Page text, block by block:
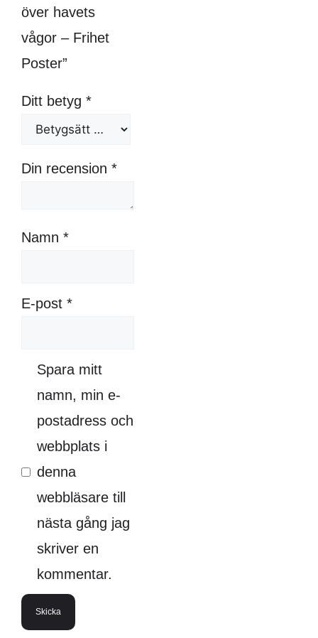
över havets
vågor – Frihet
Poster”
Ditt betyg *
Din recension *
Namn *
E-post *
Spara mitt
namn, min e-
postadress och
webbplats i
denna
webbläsare till
nästa gång jag
skriver en
kommentar.